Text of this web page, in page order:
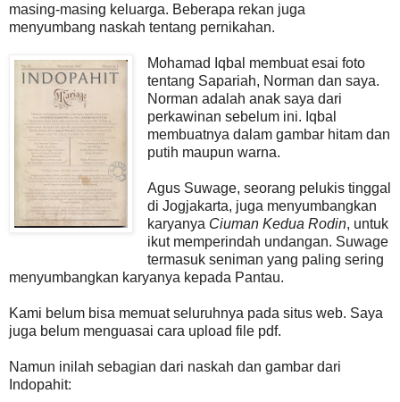
masing-masing keluarga. Beberapa rekan juga
menyumbang naskah tentang pernikahan.
Mohamad Iqbal membuat esai foto
tentang Sapariah, Norman dan saya.
Norman adalah anak saya dari
perkawinan sebelum ini. Iqbal
membuatnya dalam gambar hitam dan
putih maupun warna.
Agus Suwage, seorang pelukis tinggal
di Jogjakarta, juga menyumbangkan
karyanya Ciuman Kedua Rodin, untuk
ikut memperindah undangan. Suwage
termasuk seniman yang paling sering
menyumbangkan karyanya kepada Pantau.
Kami belum bisa memuat seluruhnya pada situs web. Saya
juga belum menguasai cara upload file pdf.
Namun inilah sebagian dari naskah dan gambar dari
Indopahit: